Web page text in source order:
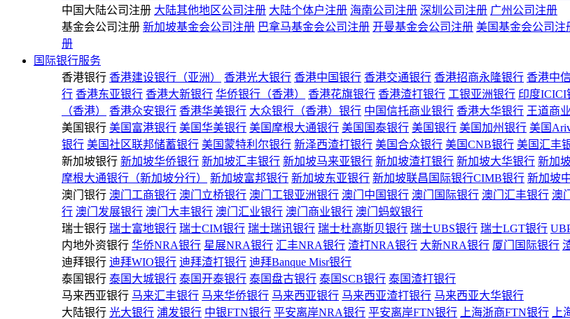
中国大陆公司注册 大陆其他地区公司注册 大陆个体户注册 海南公司注册 深圳公司注册 广州公司注册
基金会公司注册 新加坡基金会公司注册 巴拿马基金会公司注册 开曼基金会公司注册 美国基金会公司注
册
国际银行服务
香港银行 香港建设银行（亚洲） 香港光大银行 香港中国银行 香港交通银行 香港招商永隆银行 香港中
行 香港东亚银行 香港大新银行 华侨银行（香港） 香港花旗银行 香港渣打银行 工银亚洲银行 印度ICICI
（香港）
香港众安银行 香港华美银行 大众银行（香港）银行 中国信托商业银行 香港大华银行 王道商
美国银行 美国富港银行 美国华美银行 美国摩根大通银行 美国国泰银行 美国银行 美国加州银行 美国
银行 美国社区联邦储蓄银行 美国蒙特利尔银行 新泽西渣打银行 美国合众银行 美国CNB银行 美国汇丰
新加坡银行 新加坡华侨银行 新加坡汇丰银行 新加坡马来亚银行 新加坡渣打银行 新加坡大华银行 新加
摩根大通银行（新加坡分行）
新加坡富邦银行 新加坡东亚银行 新加坡联昌国际银行CIMB银行 新加坡
澳门银行 澳门工商银行 澳门立桥银行 澳门工银亚洲银行 澳门中国银行 澳门国际银行 澳门汇丰银行 澳
行 澳门发展银行 澳门大丰银行 澳门汇业银行 澳门商业银行 澳门蚂蚁银行
瑞士银行 瑞士富地银行 瑞士CIM银行 瑞士瑞讯银行 瑞士杜高斯贝银行 瑞士UBS银行 瑞士LGT银行
内地外资银行 华侨NRA银行 星展NRA银行 汇丰NRA银行 渣打NRA银行 大新NRA银行 厦门国际银行
迪拜银行 迪拜WIO银行 迪拜渣打银行 迪拜Banque Misr银行
泰国银行 泰国大城银行 泰国开泰银行 泰国盘古银行 泰国SCB银行 泰国渣打银行
马来西亚银行 马来汇丰银行 马来华侨银行 马来西亚银行 马来西亚渣打银行 马来西亚大华银行
大陆银行 光大银行 浦发银行 中银FTN银行 平安离岸NRA银行 平安离岸FTN银行 上海浙商FTN银行 上